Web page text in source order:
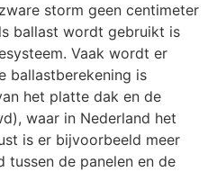
storm geen centimeter
ballast wordt gebruikt is
Vaak wordt er
ballastberekening is
het platte dak en de
waar in Nederland het
is er bijvoorbeeld meer
tussen de panelen en de